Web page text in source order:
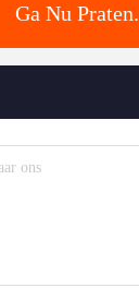
Ga Nu Praten.